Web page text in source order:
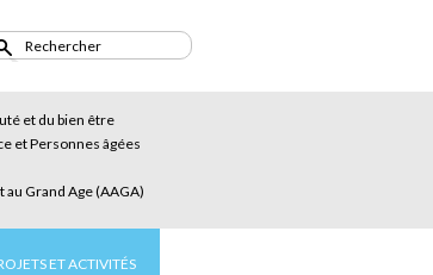
et du bien être
et Personnes âgées
au Grand Age (AAGA)
ET ACTIVITÉS